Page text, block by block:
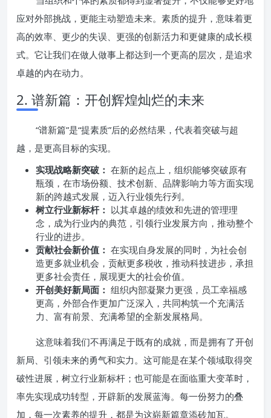
应对外部挑战，更能主动塑造未来。素质的提升，意味着更
高的效率、更少的失误、更强的创新活力和更健康的成长模
式。它让我们在做人做事上都达到一个更高的层次，是追求
卓越的内在动力。
2. 谱新篇：开创辉煌灿烂的未来
“谱新篇”是“提素质”后的必然结果，代表着突破与超
越，是更高目标的实现。
实现战略新突破： 在新的起点上，组织能够突破原有
瓶颈，在市场份额、技术创新、品牌影响力等方面实现
新的跨越式发展，迈入行业领先行列。
树立行业新标杆： 以其卓越的绩效和先进的管理理
念，成为行业内的典范，引领行业发展方向，推动整个
行业的进步。
贡献社会新价值： 在实现自身发展的同时，为社会创
造更多就业机会，贡献更多税收，推动科技进步，承担
更多社会责任，展现更大的社会价值。
开创美好新局面： 组织内部凝聚力更强，员工幸福感
更高，外部合作更加广泛深入，共同构筑一个充满活
力、富有前景、充满希望的全新发展格局。
这意味着我们不再满足于既有的成就，而是拥有了开创
新局、引领未来的勇气和实力。这可能是在某个领域取得突
破性进展，树立行业新标杆；也可能是在面临重大变革时，
率先实现成功转型，开辟新的发展蓝海。每一份努力的叠
加，每一次素养的提升，都是为这崭新篇章添砖加瓦。